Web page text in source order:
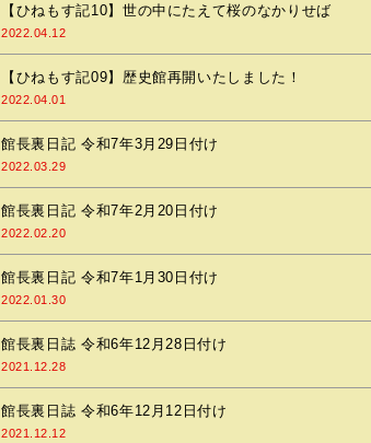
【ひねもす記10】世の中にたえて桜のなかりせば
2022.04.12
【ひねもす記09】歴史館再開いたしました！
2022.04.01
館長裏日記 令和7年3月29日付け
2022.03.29
館長裏日記 令和7年2月20日付け
2022.02.20
館長裏日記 令和7年1月30日付け
2022.01.30
館長裏日誌 令和6年12月28日付け
2021.12.28
館長裏日誌 令和6年12月12日付け
2021.12.12